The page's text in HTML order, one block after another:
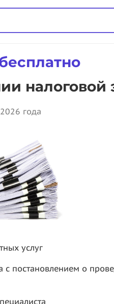
налоговой
года
услуг
с постановлением о